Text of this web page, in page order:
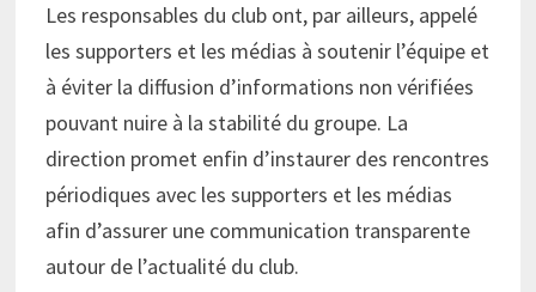
Les responsables du club ont, par ailleurs, appelé
les supporters et les médias à soutenir l’équipe et
à éviter la diffusion d’informations non vérifiées
pouvant nuire à la stabilité du groupe. La
direction promet enfin d’instaurer des rencontres
périodiques avec les supporters et les médias
afin d’assurer une communication transparente
autour de l’actualité du club.